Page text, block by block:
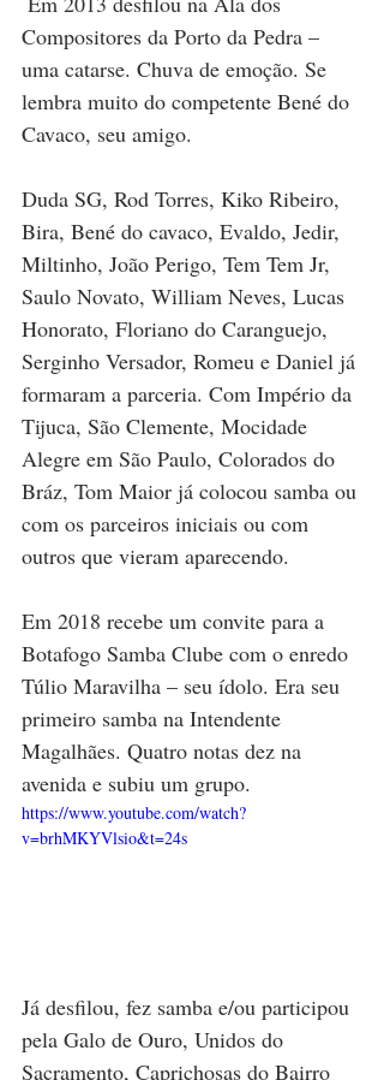
Compositores da Porto da Pedra –
uma catarse. Chuva de emoção. Se
lembra muito do competente Bené do
Cavaco, seu amigo.
Duda SG, Rod Torres, Kiko Ribeiro,
Bira, Bené do cavaco, Evaldo, Jedir,
Miltinho, João Perigo, Tem Tem Jr,
Saulo Novato, William Neves, Lucas
Honorato, Floriano do Caranguejo,
Serginho Versador, Romeu e Daniel já
formaram a parceria. Com Império da
Tijuca, São Clemente, Mocidade
Alegre em São Paulo, Colorados do
Bráz, Tom Maior já colocou samba ou
com os parceiros iniciais ou com
outros que vieram aparecendo.
Em 2018 recebe um convite para a
Botafogo Samba Clube com o enredo
Túlio Maravilha – seu ídolo. Era seu
primeiro samba na Intendente
Magalhães. Quatro notas dez na
avenida e subiu um grupo.
https://www.youtube.com/watch?
v=brhMKYVlsio&t=24s
Já desfilou, fez samba e/ou participou
pela Galo de Ouro, Unidos do
Sacramento, Caprichosas do Bairro